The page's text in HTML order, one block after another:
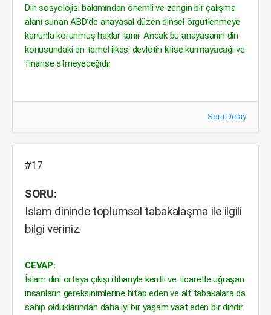
Din sosyolojisi bakımından önemli ve zengin bir çalışma
alanı sunan ABD’de anayasal düzen dinsel örgütlenmeye
kanunla korunmuş haklar tanır. Ancak bu anayasanın din
konusundaki en temel ilkesi devletin kilise kurmayacağı ve
finanse etmeyeceğidir.
Soru Detay
#17
SORU:
İslam dininde toplumsal tabakalaşma ile ilgili
bilgi veriniz.
CEVAP:
İslam dini ortaya çıkışı itibariyle kentli ve ticaretle uğraşan
insanların gereksinimlerine hitap eden ve alt tabakalara da
sahip olduklarından daha iyi bir yaşam vaat eden bir dindir.